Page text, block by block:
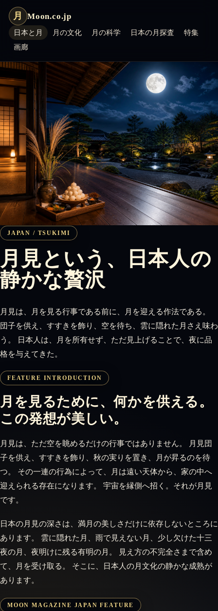
月 Moon.co.jp
日本と月 月の文化 月の科学 日本の月探査
特集
画廊
JAPAN / TSUKIMI
月見という、日本人の
静かな贅沢
月見は、月を見る行事である前に、月を迎える作法である。
団子を供え、すすきを飾り、空を待ち、雲に隠れた月さえ味わ
う。 日本人は、月を所有せず、ただ見上げることで、夜に品
格を与えてきた。
FEATURE INTRODUCTION
月を見るために、何かを供える。
この発想が美しい。
月見は、ただ空を眺めるだけの行事ではありません。 月見団
子を供え、すすきを飾り、秋の実りを置き、月が昇るのを待
つ。 その一連の行為によって、月は遠い天体から、家の中へ
迎えられる存在になります。 宇宙を縁側へ招く。それが月見
です。
日本の月見の深さは、満月の美しさだけに依存しないところに
あります。 雲に隠れた月、雨で見えない月、少し欠けた十三
夜の月、夜明けに残る有明の月。 見え方の不完全さまで含め
て、月を受け取る。 そこに、日本人の月文化の静かな成熟が
あります。
MOON MAGAZINE JAPAN FEATURE